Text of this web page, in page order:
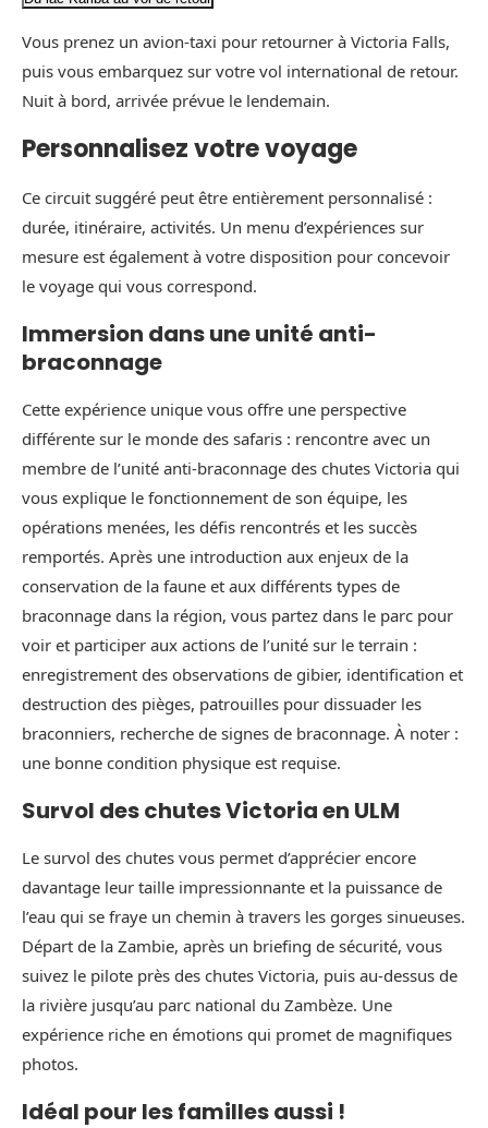
Vous prenez un avion-taxi pour retourner à Victoria Falls,
puis vous embarquez sur votre vol international de retour.
Nuit à bord, arrivée prévue le lendemain.
Personnalisez votre voyage
Ce circuit suggéré peut être entièrement personnalisé :
durée, itinéraire, activités. Un menu d’expériences sur
mesure est également à votre disposition pour concevoir
le voyage qui vous correspond.
Immersion dans une unité anti-
braconnage
Cette expérience unique vous offre une perspective
différente sur le monde des safaris : rencontre avec un
membre de l’unité anti-braconnage des chutes Victoria qui
vous explique le fonctionnement de son équipe, les
opérations menées, les défis rencontrés et les succès
remportés. Après une introduction aux enjeux de la
conservation de la faune et aux différents types de
braconnage dans la région, vous partez dans le parc pour
voir et participer aux actions de l’unité sur le terrain :
enregistrement des observations de gibier, identification et
destruction des pièges, patrouilles pour dissuader les
braconniers, recherche de signes de braconnage. À noter :
une bonne condition physique est requise.
Survol des chutes Victoria en ULM
Le survol des chutes vous permet d’apprécier encore
davantage leur taille impressionnante et la puissance de
l’eau qui se fraye un chemin à travers les gorges sinueuses.
Départ de la Zambie, après un briefing de sécurité, vous
suivez le pilote près des chutes Victoria, puis au-dessus de
la rivière jusqu’au parc national du Zambèze. Une
expérience riche en émotions qui promet de magnifiques
photos.
Idéal pour les familles aussi !